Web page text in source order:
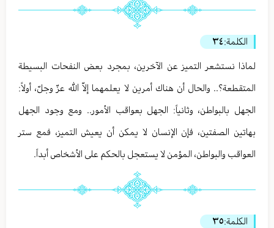
الكلمة:٣٤
لماذا نستشعر التميز عن الآخرين، بمجرد بعض النفحات البسيطة
المتقطعة؟.. والحال أن هناك أمرين لا يعلمهما إلاّ الله عزّ وجلّ، أولاً:
الجهل بالبواطن، وثانياً: الجهل بعواقب الأمور.. ومع وجود الجهل
بهاتين الصفتين، فإن الإنسان لا يمكن أن يعيش التميز، فمع ستر
العواقب والبواطن، المؤمن لا يستعجل بالحكم على الأشخاص أبداً.
الكلمة:٣٥